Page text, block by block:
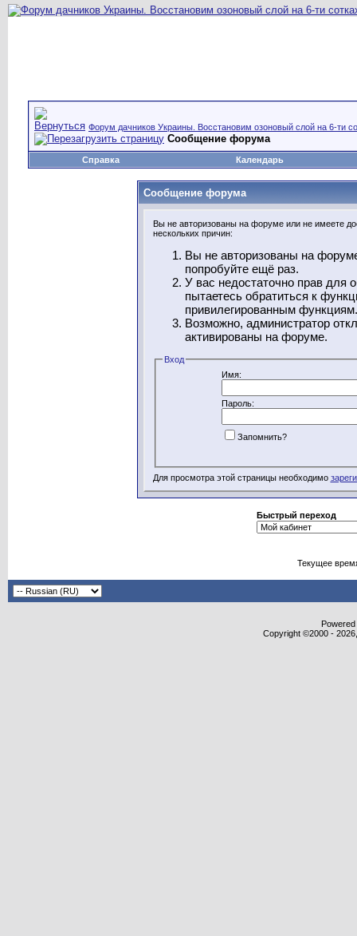
Форум дачников Украины. Восстановим озоновый слой на 6-ти
Сообщение форума
Справка Календарь
Сообщение форума
Вы не авторизованы на форуме или не имеете
нескольких причин:
Вы не авторизованы на
попробуйте ещё раз.
У вас недостаточно прав для
пытаетесь обратиться к
привилегированным функциям.
Возможно, администратор
активированы на форуме.
Вход
Имя:
Пароль:
Запомнить?
Для просмотра этой страницы необходимо
Быстрый переход
Текущее
Copyright ©2000 -